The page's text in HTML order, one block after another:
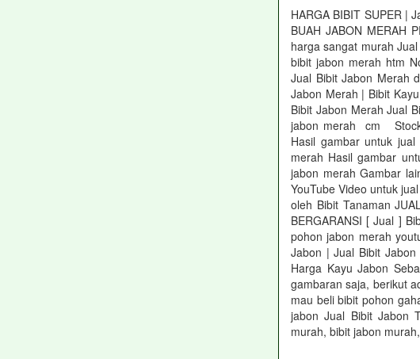
HARGA BIBIT SUPER |
BUAH JABON MERAH
harga sangat murah
bibit jabon merah htm
Jual Bibit Jabon Merah
Jabon Merah | Bibit
Bibit Jabon Merah Jual
jabon merah cm Stock
Hasil gambar untuk
merah Hasil gambar
jabon merah Gambar
YouTube Video untuk
oleh Bibit Tanaman
BERGARANSI [ Jual ]
pohon jabon merah
Jabon | Jual Bibit
Harga Kayu Jabon
gambaran saja, berikut
mau beli bibit pohon
jabon Jual Bibit Jabon
murah, bibit jabon